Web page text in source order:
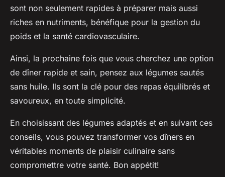
sont non seulement rapides à préparer mais aussi
riches en nutriments, bénéfique pour la gestion du
poids et la santé cardiovasculaire.
Ainsi, la prochaine fois que vous cherchez une option
de dîner rapide et sain, pensez aux légumes sautés
sans huile. Ils sont la clé pour des repas équilibrés et
savoureux, en toute simplicité.
En choisissant des légumes adaptés et en suivant ces
conseils, vous pouvez transformer vos dîners en
véritables moments de plaisir culinaire sans
compromettre votre santé. Bon appétit!